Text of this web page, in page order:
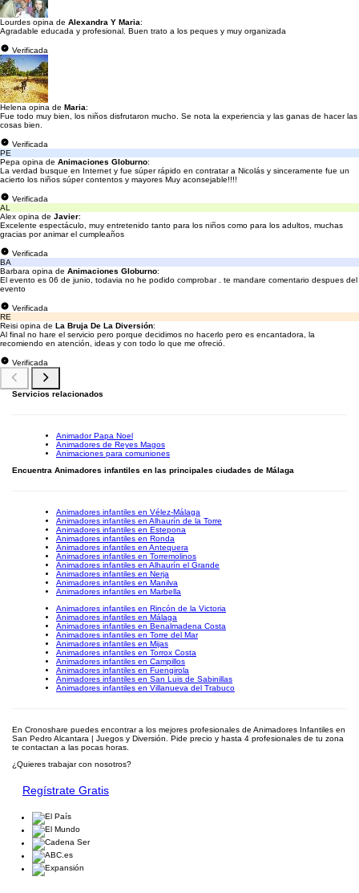
Lourdes opina de Alexandra Y Maria:
Agradable educada y profesional. Buen trato a los peques y muy organizada
Verificada
Helena opina de Maria:
Fue todo muy bien, los niños disfrutaron mucho. Se nota la experiencia y las ganas de hacer las
cosas bien.
Verificada
PE
Pepa opina de Animaciones Globurno:
La verdad busque en Internet y fue súper rápido en contratar a Nicolás y sinceramente fue un
acierto los niños súper contentos y mayores Muy aconsejable!!!!
Verificada
AL
Alex opina de Javier:
Excelente espectáculo, muy entretenido tanto para los niños como para los adultos, muchas
gracias por animar el cumpleaños
Verificada
BA
Barbara opina de Animaciones Globurno:
El evento es 06 de junio, todavia no he podido comprobar . te mandare comentario despues del
evento
Verificada
RE
Reisi opina de La Bruja De La Diversión:
Al final no hare el servicio pero porque decidimos no hacerlo pero es encantadora, la
recomiendo en atención, ideas y con todo lo que me ofreció.
Verificada
Servicios relacionados
Animador Papa Noel
Animadores de Reyes Magos
Animaciones para comuniones
Encuentra Animadores infantiles en las principales ciudades de Málaga
Animadores infantiles en Vélez-Málaga
Animadores infantiles en Alhaurín de la Torre
Animadores infantiles en Estepona
Animadores infantiles en Ronda
Animadores infantiles en Antequera
Animadores infantiles en Torremolinos
Animadores infantiles en Alhaurín el Grande
Animadores infantiles en Nerja
Animadores infantiles en Manilva
Animadores infantiles en Marbella
Animadores infantiles en Rincón de la Victoria
Animadores infantiles en Málaga
Animadores infantiles en Benalmadena Costa
Animadores infantiles en Torre del Mar
Animadores infantiles en Mijas
Animadores infantiles en Torrox Costa
Animadores infantiles en Campillos
Animadores infantiles en Fuengirola
Animadores infantiles en San Luis de Sabinillas
Animadores infantiles en Villanueva del Trabuco
En Cronoshare puedes encontrar a los mejores profesionales de Animadores Infantiles en
San Pedro Alcantara | Juegos y Diversión. Pide precio y hasta 4 profesionales de tu zona
te contactan a las pocas horas.
¿Quieres trabajar con nosotros?
Regístrate Gratis